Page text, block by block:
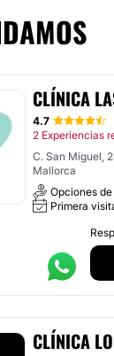
CLÍNICA
4.7
2 Experiencias
C. San Miguel,
Mallorca
Opciones de
Primera
CLÍNICA